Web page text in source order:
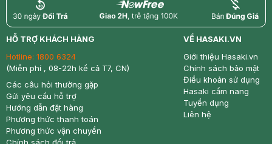
return nowfree price
HỖ TRỢ KHÁCH HÀNG
Hotline: 1800 6324
(Miễn phí , 08-22h kể cả T7, CN)
Các câu hỏi thường gặp
Gửi yêu cầu hỗ trợ
Hướng dẫn đặt hàng
Phương thức thanh toán
Phương thức vận chuyển
VỀ HASAKI.VN
Giới thiệu Hasaki.vn
Chính sách bảo mật
Điều khoản sử dụng
Hasaki cẩm nang
Tuyển dụng
Liên hệ